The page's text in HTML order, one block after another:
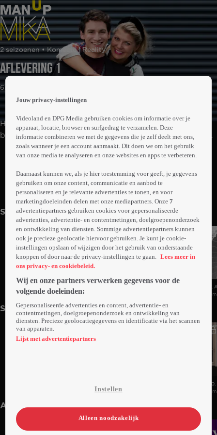
page
2 seizoenen • Komedie | Reality
Aflevering 1
6min
Haarstylist Mika valt op stoere mannen, terwijl hij zelf
behoorlijk vrouwelijk is. Daar is natuurlijk niks mis mee,
maar hij wil zelf graag wat mannelijker worden. In een
poging Mika daarbij te helpen, sleurt beste vriendin en
Gooisch Meisje Pauline Wingelaar hem van de ene naar
de andere mannelijke activiteit. Geen gezeik en gezeur,
gewoon doen!
Abonneren op Videoland
Meer
info
Seizoen 2
5min
7.
Seizoen 1
7min
Anderen kijken ook
Jouw privacy-instellingen
Videoland en DPG Media gebruiken cookies om informatie over je
apparaat, locatie, browser en surfgedrag te verzamelen. Deze
informatie combineren we met de gegevens die je zelf deelt met ons,
zoals wanneer je een account aanmaakt. Dit doen we om het gebruik
van onze media te analyseren en onze websites en apps te verbeteren.
Daarnaast kunnen we, als je hier toestemming voor geeft, je gegevens
gebruiken om onze content, communicatie en aanbod te
personaliseren en je relevante advertenties te tonen, en voor
marketingdoeleinden delen met onze mediapartners. Onze7
advertentiepartners gebruiken cookies voor gepersonaliseerde
advertenties, advertentie- en contentmetingen, doelgroepenonderzoek
en ontwikkeling van diensten. Sommige advertentiepartners kunnen
ook je precieze geolocatie hiervoor gebruiken. Je kunt je cookie-
instellingen opslaan of wijzigen door het gebruik van onderstaande
knoppen of door naar de privacy-instellingen te gaan.
Lees meer in
ons privacy- en cookiebeleid.
Wij en onze partners verwerken gegevens voor de
volgende doeleinden:
Gepersonaliseerde advertenties en content, advertentie- en
contentmetingen, doelgroepenonderzoek en ontwikkeling van
diensten. Precieze geolocatiegegevens en identificatie via het scannen
van apparaten.
Lijst met advertentiepartners
Instellen
Alleen noodzakelijk